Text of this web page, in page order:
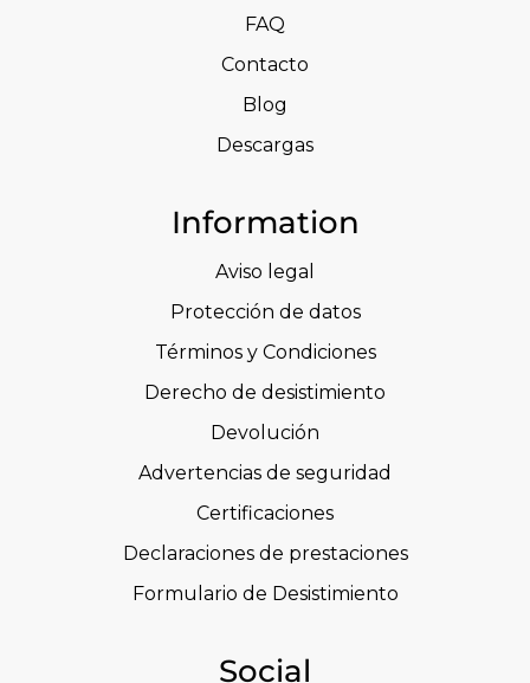
FAQ
Contacto
Blog
Descargas
Information
Aviso legal
Protección de datos
Términos y Condiciones
Derecho de desistimiento
Devolución
Advertencias de seguridad
Certificaciones
Declaraciones de prestaciones
Formulario de Desistimiento
Social